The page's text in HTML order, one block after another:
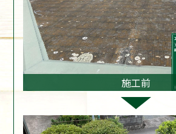
施工前